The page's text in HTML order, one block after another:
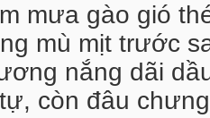
mưa gào gió
mù mịt trước
nắng dãi
còn đâu